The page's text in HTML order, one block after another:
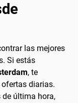
las mejores
Si estás
, te
diarias.
última hora,